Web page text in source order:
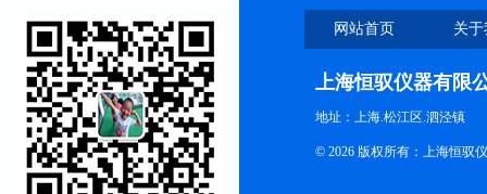
网站首页 关
上海恒驭仪器有限
地址：上海.松江区.泗泾镇
© 2026 版权所有：上海恒驭